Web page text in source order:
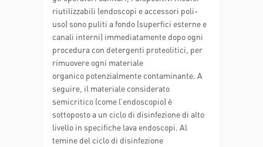
riutilizzabili (endoscopi e accessori poli-
uso) sono puliti a fondo (superfici esterne e
canali interni) immediatamente dopo ogni
procedura con detergenti proteolitici, per
rimuovere ogni materiale
organico potenzialmente contaminante. A
seguire, il materiale considerato
semicritico (come l’endoscopio) è
sottoposto a un ciclo di disinfezione di alto
livello in specifiche lava endoscopi. Al
temine del ciclo di disinfezione